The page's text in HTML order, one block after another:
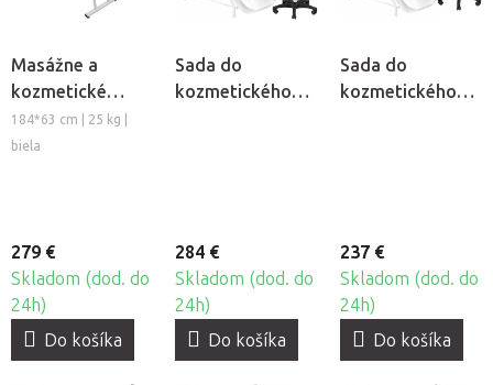
Masážne a
kozmetické
lehátko
BeautyOne
184*63 cm | 25 kg |
biela
279 €
Skladom (dod. do
24h)
Do košíka
Sada do
kozmetického
284 €
Skladom (dod. do
24h)
Do košíka
Sada do
kozmetického
237 €
Skladom (dod. do
24h)
Do košíka